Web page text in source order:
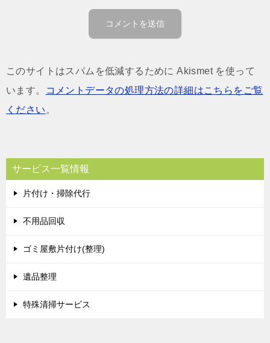
このサイトはスパムを低減するために Akismet を使って
います。
コメントデータの処理方法の詳細はこちらをご覧
ください 。
サービス一覧情報
片付け・掃除代行
不用品回収
ゴミ屋敷片付け(整理)
遺品整理
特殊清掃サービス